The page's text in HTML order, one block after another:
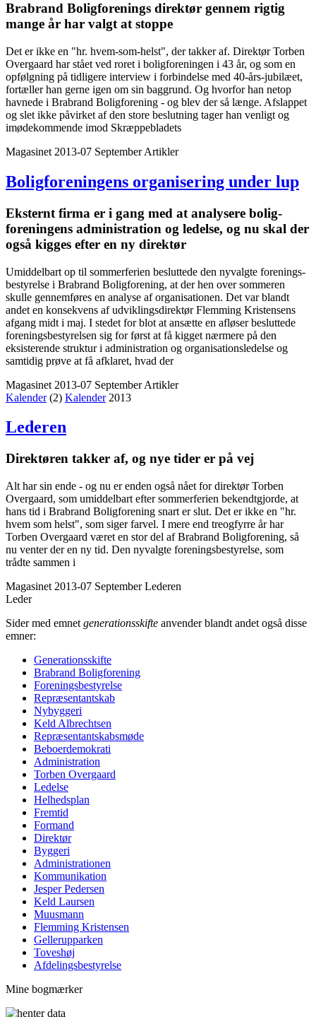
Brabrand Bolig­forenings direktør gennem rigtig
mange år har valgt at stoppe
Det er ikke en "hr. hvem-som-helst", der takker af. Direktør Torben
Overgaard har stået ved roret i boligforeningen i 43 år, og som en
opfølgning på tidligere interview i forbindelse med 40-års-jubilæet,
fortæller han gerne igen om sin baggrund. Og hvorfor han netop
havnede i Brabrand Boligforening - og blev der så længe. Afslappet
og slet ikke påvirket af den store beslutning tager han venligt og
imødekommende imod Skræppebladets
Magasinet 2013-07 September Artikler
Bolig­foreningens organisering under lup
Eksternt firma er i gang med at analysere bolig­
foreningens administration og ledelse, og nu skal der
også kigges efter en ny direktør
Umiddelbart op til sommerferien besluttede den nyvalgte forenings-
bestyrelse i Brabrand Boligforening, at der hen over sommeren
skulle gennemføres en analyse af organisationen. Det var blandt
andet en konsekvens af udviklingsdirektør Flemming Kristensens
afgang midt i maj. I stedet for blot at ansætte en afløser besluttede
foreningsbestyrelsen sig for først at få kigget nærmere på den
eksisterende struktur i administration og organisationsledelse og
samtidig prøve at få afklaret, hvad der
Magasinet 2013-07 September Artikler
Kalender (2) Kalender2013
Lederen
Direktøren takker af, og nye tider er på vej
Alt har sin ende - og nu er enden også nået for direktør Torben
Overgaard, som umiddelbart efter sommerferien bekendtgjorde, at
hans tid i Brabrand Boligforening snart er slut. Det er ikke en "hr.
hvem som helst", som siger farvel. I mere end treogfyrre år har
Torben Overgaard været en stor del af Brabrand Boligforening, så
nu venter der en ny tid. Den nyvalgte foreningsbestyrelse, som
trådte sammen i
Magasinet 2013-07 September Lederen
Leder
Sider med emnet generationsskifte anvender blandt andet også disse
emner:
Generationsskifte
Brabrand Bolig­forening
Forenings­bestyrelse
Repræsentant­skab
Nybyggeri
Keld Albrechtsen
Repræsentant­skabs­møde
Beboer­demo­kra­ti
Administration
Torben Overgaard
Ledelse
Helheds­plan
Fremtid
Formand
Direktør
Byggeri
Administrationen
Kommunikation
Jesper Pedersen
Keld Laursen
Muusmann
Flemming Kristensen
Gellerup­parken
Toveshøj
Afdelings­bestyrelse
Mine bogmærker